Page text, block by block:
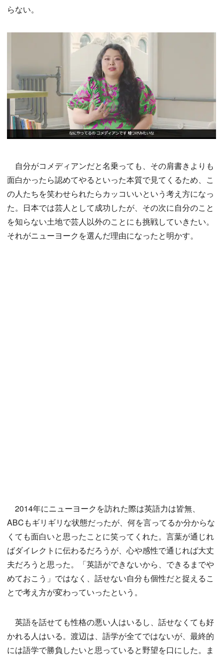
らない。
自分がコメディアンだと名乗っても、その肩書きよりも
面白かったら認めてやるといった本質で見てくるため、こ
の人たちを笑わせられたらカッコいいという考え方になっ
た。日本では芸人として成功したが、その次に自分のこと
を知らない土地で芸人以外のことにも挑戦していきたい。
それがニューヨークを選んだ理由になったと明かす。
2014年にニューヨークを訪れた際は英語力は皆無、
ABCもギリギリな状態だったが、何を言ってるか分からな
くても面白いと思ったことに笑ってくれた。言葉が通じれ
ばダイレクトに伝わるだろうが、心や感性で通じれば大丈
夫だろうと思った。「英語ができないから、できるまでや
めておこう」ではなく、話せない自分も個性だと捉えるこ
とで考え方が変わっていったという。
英語を話せても性格の悪い人はいるし、話せなくても好
かれる人はいる。渡辺は、語学が全てではないが、最終的
には語学で勝負したいと思っていると野望を口にした。ま